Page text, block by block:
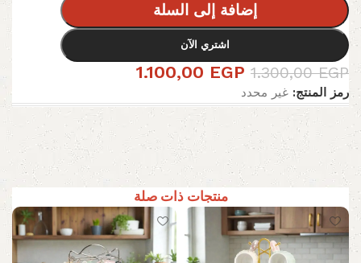
إضافة إلى السلة
اشتري الآن
1.300,00EGP
1.100,00 EGP
رمز المنتج: غير محدد
منتجات ذات صلة